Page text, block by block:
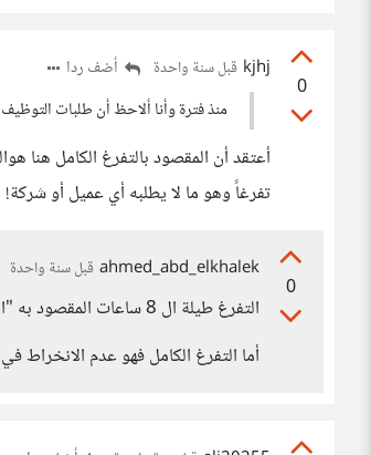
0
kjhj قبل سنة واحدة
أضف ردا
منذ فترة وأنا ألاحظ أن طلبات
تفرغاً وهو ما لا يطلبه أي عميل أو شركة!
0
ahmed_abd_elkhalek قبل سنة واحدة
التفرغ طيلة ال 8 ساعات المقصود به "الدوام الكامل" وهو مفهوم وطبيعي
أما التفرغ الكامل فهو عدم الانخراط